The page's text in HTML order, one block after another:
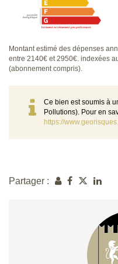
Montant estimé des dépenses
entre 2140€ et 2950€. indexées
(abonnement compris).
Ce bien est soumis à
Pollutions). Pour en
https://
Partager :